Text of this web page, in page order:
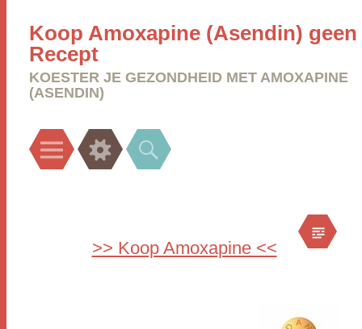
Koop Amoxapine (Asendin) geen
Recept
KOESTER JE GEZONDHEID MET AMOXAPINE
(ASENDIN)
Menu Widgets Search
>> Koop Amoxapine <<